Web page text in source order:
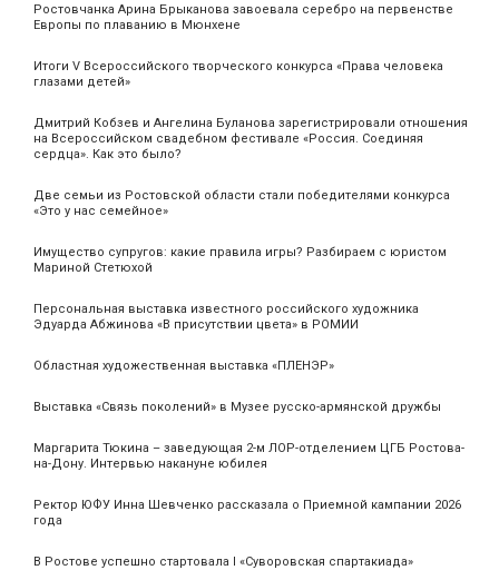
Ростовчанка Арина Брыканова завоевала серебро на первенстве
Европы по плаванию в Мюнхене
Итоги V Всероссийского творческого конкурса «Права человека
глазами детей»
Дмитрий Кобзев и Ангелина Буланова зарегистрировали отношения
на Всероссийском свадебном фестивале «Россия. Соединяя
сердца». Как это было?
Две семьи из Ростовской области стали победителями конкурса
«Это у нас семейное»
Имущество супругов: какие правила игры? Разбираем с юристом
Мариной Стетюхой
Персональная выставка известного российского художника
Эдуарда Абжинова «В присутствии цвета» в РОМИИ
Областная художественная выставка «ПЛЕНЭР»
Выставка «Связь поколений» в Музее русско-армянской дружбы
Маргарита Тюкина – заведующая 2-м ЛОР-отделением ЦГБ Ростова-
на-Дону. Интервью накануне юбилея
Ректор ЮФУ Инна Шевченко рассказала о Приемной кампании 2026
года
В Ростове успешно стартовала I «Суворовская спартакиада»